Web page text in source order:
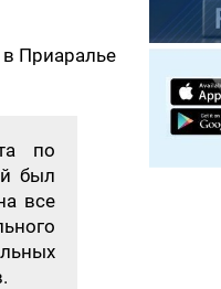
Приаралье
по
был
все